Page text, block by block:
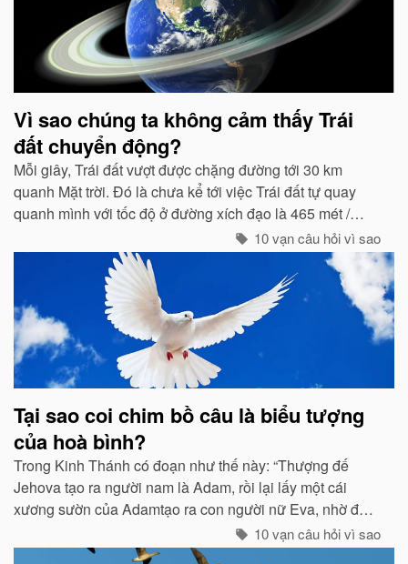
Vì sao chúng ta không cảm thấy Trái
đất chuyển động?
Mỗi giây, Trái đất vượt được chặng đường tới 30 km
quanh Mặt trời. Đó là chưa kể tới việc Trái đất tự quay
quanh mình với tốc độ ở đường xích đạo là 465 mét /
giây. Vậy mà có vẻ như Trái đất đang đứng yên...
10 vạn câu hỏi vì sao
Tại sao coi chim bồ câu là biểu tượng
của hoà bình?
Trong Kinh Thánh có đoạn như thế này: “Thượng đế
Jehova tạo ra người nam là Adam, rồi lại lấy một cái
xương sườn của Adamtạo ra con người nữ Eva, nhờ đó
con cháu của họ sinh sôi nảy nở và làm ăn sinh sống rất
hưng thịnh...
10 vạn câu hỏi vì sao